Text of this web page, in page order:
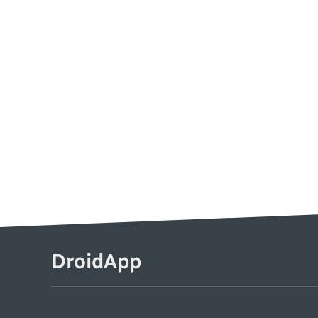
DroidApp